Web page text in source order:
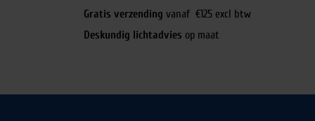
Gratis verzending vanaf €125 excl btw
Deskundig lichtadvies op maat